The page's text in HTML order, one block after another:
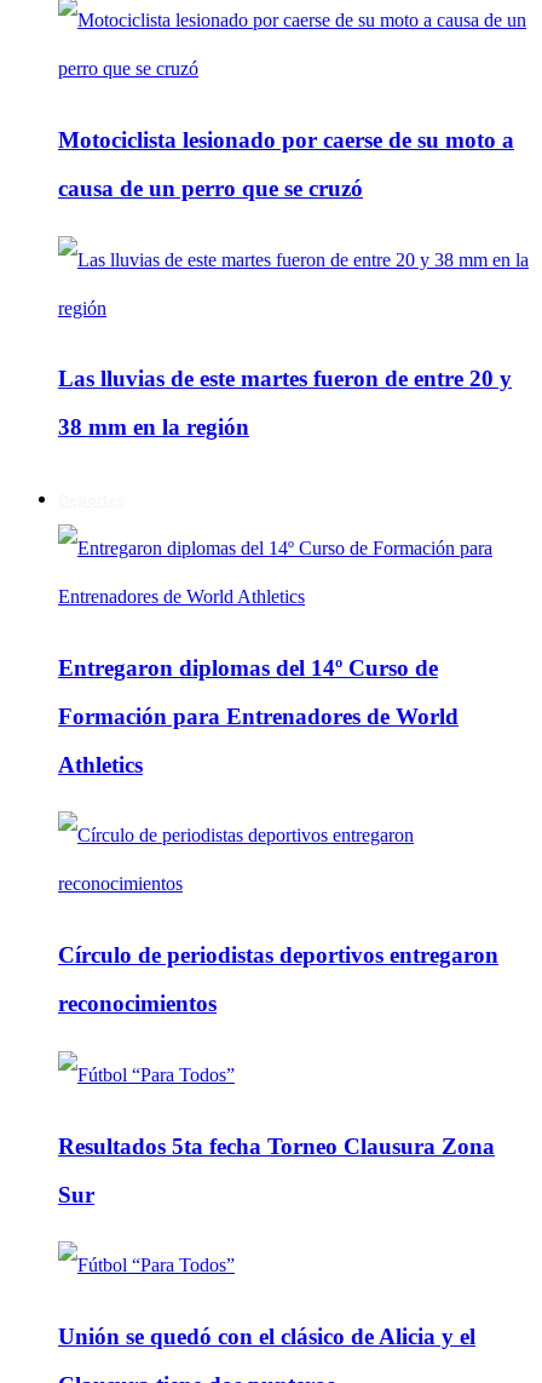
Motociclista lesionado por caerse de su moto a
causa de un perro que se cruzó
Las lluvias de este martes fueron de entre 20 y
38 mm en la región
Entregaron diplomas del 14º Curso de
Formación para Entrenadores de World
Athletics
Círculo de periodistas deportivos entregaron
reconocimientos
Resultados 5ta fecha Torneo Clausura Zona
Sur
Unión se quedó con el clásico de Alicia y el